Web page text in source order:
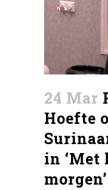
24 Mar
Hoefte
in ‘Met
morgen’